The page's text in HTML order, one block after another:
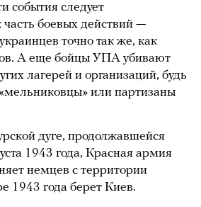
события следует
боевых действий —
точно так же, как
А еще бойцы УПА убивают
лагерей и организаций, будь
или партизаны
дуге, продолжавшейся
1943 года, Красная армия
немцев с территории
1943 года берет Киев.